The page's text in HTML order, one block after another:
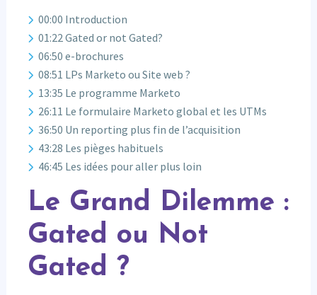
00:00 Introduction
01:22 Gated or not Gated?
06:50 e-brochures
08:51 LPs Marketo ou Site web ?
13:35 Le programme Marketo
26:11 Le formulaire Marketo global et les UTMs
36:50 Un reporting plus fin de l’acquisition
43:28 Les pièges habituels
46:45 Les idées pour aller plus loin
Le Grand Dilemme :
Gated ou Not
Gated ?